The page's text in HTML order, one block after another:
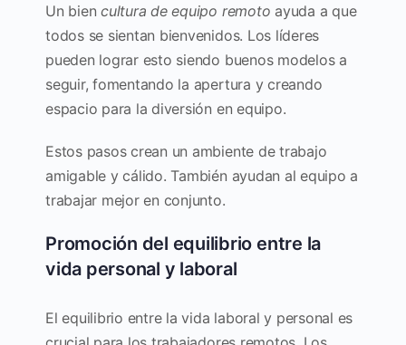
Un biencultura de equipo remoto ayuda a que
todos se sientan bienvenidos. Los líderes
pueden lograr esto siendo buenos modelos a
seguir, fomentando la apertura y creando
espacio para la diversión en equipo.
Estos pasos crean un ambiente de trabajo
amigable y cálido. También ayudan al equipo a
trabajar mejor en conjunto.
Promoción del equilibrio entre la
vida personal y laboral
El equilibrio entre la vida laboral y personal es